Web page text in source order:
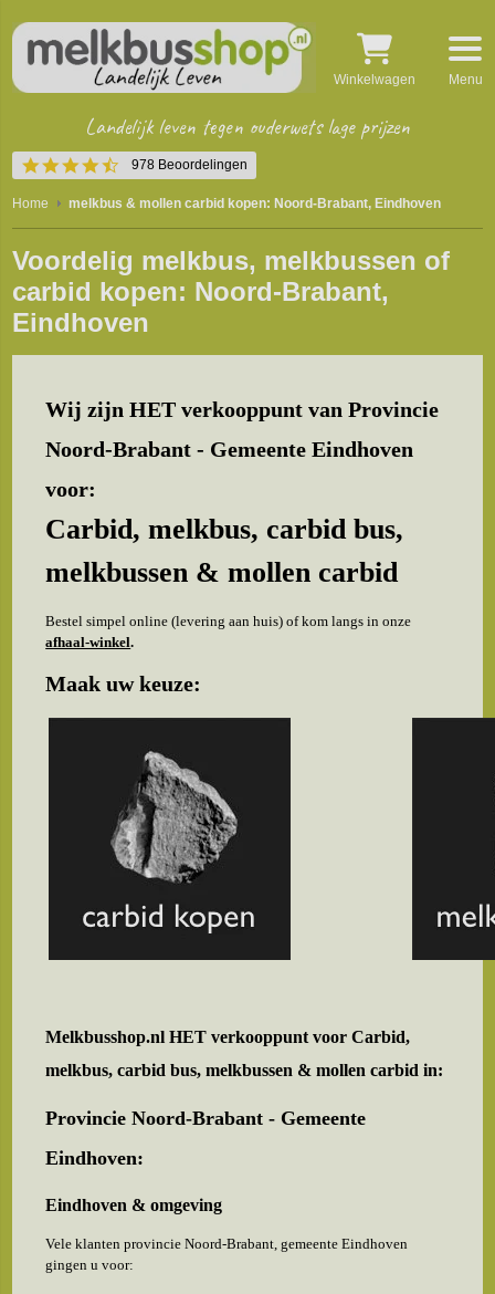
4.4
star
rating
978 Beoordelingen
Landelijk leven tegen ouderwets lage prijzen
Winkelwagen Menu
Home melkbus & mollen carbid kopen: Noord-Brabant, Eindhoven
Voordelig melkbus, melkbussen of
carbid kopen: Noord-Brabant,
Eindhoven
Wij zijn HET verkooppunt van Provincie
Noord-Brabant - Gemeente Eindhoven
voor:
Carbid, melkbus, carbid bus,
melkbussen & mollen carbid
Bestel simpel online (levering aan huis) of kom langs in onze
afhaal-winkel.
Maak uw keuze:
Melkbusshop.nl HET verkooppunt voorCarbid,
melkbus, carbid bus, melkbussen & mollen carbid in:
Provincie Noord-Brabant - Gemeente
Eindhoven:
Eindhoven & omgeving
Vele klanten provincie Noord-Brabant, gemeente Eindhoven
gingen u voor: